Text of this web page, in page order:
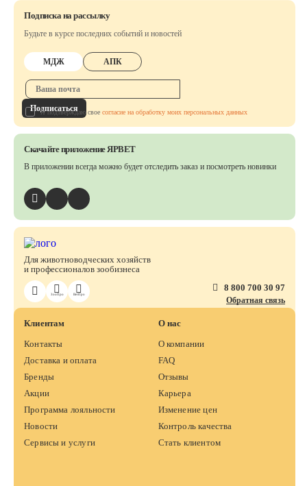
ЗооПро ВетПро
Для животноводческих хозяйств
и профессионалов зообизнеса
8 800 700 30 97
Обратная связь
Клиентам
Контакты
Доставка и оплата
Бренды
Акции
Программа лояльности
Новости
Сервисы и услуги
О нас
О компании
FAQ
Отзывы
Карьера
Изменение цен
Контроль качества
Стать клиентом
Подписка на рассылку
Будьте в курсе последних событий и новостей
МДЖ АПК
Подписаться
Я подтверждаю свое согласие на обработку моих персональных данных
Скачайте приложение ЯРВЕТ
В приложении всегда можно будет отследить заказ и посмотреть новинки